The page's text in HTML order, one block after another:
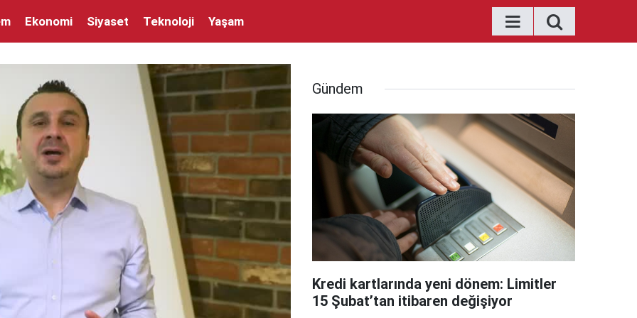
Ekonomi Siyaset Teknoloji Yaşam
Gündem
Kredi kartlarında yeni dönem: Limitler
15 Şubat’tan itibaren değişiyor